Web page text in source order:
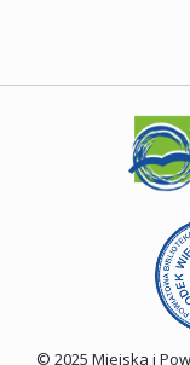
© 2025 Miejska i